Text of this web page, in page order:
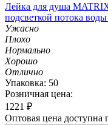
Лейка для душа
подсветкой потока
Ужасно
Плохо
Нормально
Хорошо
Отлично
Упаковка: 50
Розничная цена:
1221 ₽
Оптовая цена доступна